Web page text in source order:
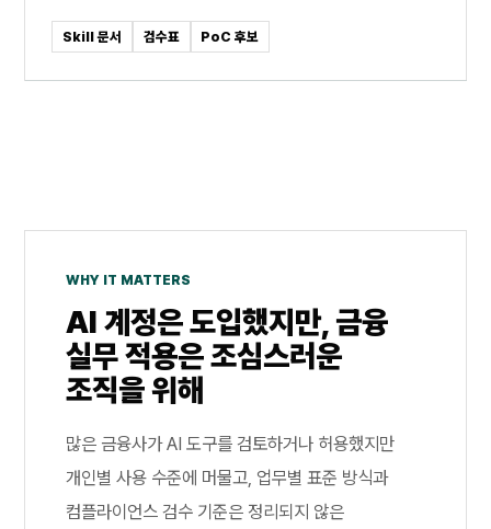
Skill 문서 검수표 PoC 후보
WHY IT MATTERS
AI 계정은 도입했지만, 금융
실무 적용은 조심스러운
조직을 위해
많은 금융사가 AI 도구를 검토하거나 허용했지만
개인별 사용 수준에 머물고, 업무별 표준 방식과
컴플라이언스 검수 기준은 정리되지 않은